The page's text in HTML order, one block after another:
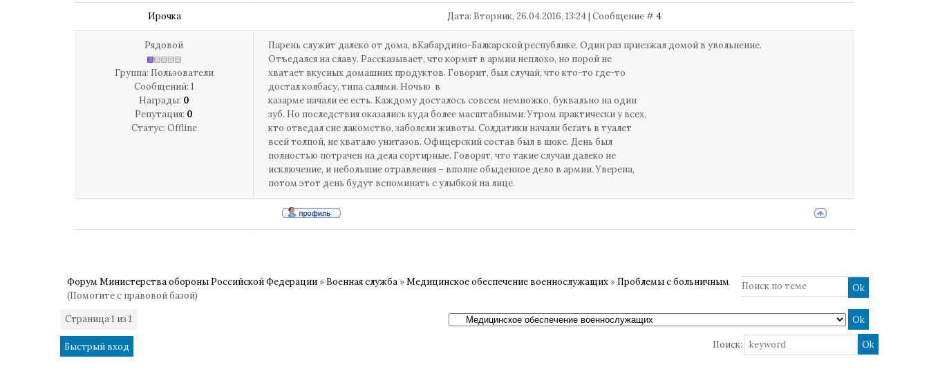
Ирочка Дата: Вторник, 26.04.2016, 13:24 | Сообщение #4
Рядовой
Группа: Пользователи
Сообщений: 1
Награды: 0
Репутация: 0
Статус: Offline
Парень служит далеко от дома, вКабардино-Балкарской республике. Один раз приезжал домой в увольнение.
Отъедался на славу. Рассказывает, что кормят в армии неплохо, но порой не
хватает вкусных домашних продуктов. Говорит, был случай, что кто-то где-то
достал колбасу, типа салями. Ночью в
казарме начали ее есть. Каждому досталось совсем немножко, буквально на один
зуб. Но последствия оказались куда более масштабными. Утром практически у всех,
кто отведал сие лакомство, заболели животы. Солдатики начали бегать в туалет
всей толпой, не хватало унитазов. Офицерский состав был в шоке. День был
полностью потрачен на дела сортирные. Говорят, что такие случаи далеко не
исключение, и небольшие отравления – вполне обыденное дело в армии. Уверена,
потом этот день будут вспоминать с улыбкой на лице.
Форум Министерства обороны Российской Федерации » Военная служба »Медицинское обеспечение военнослужащих » Проблемы с больничным
(Помогите с правовой базой)
Страница1 из 1
Поиск: